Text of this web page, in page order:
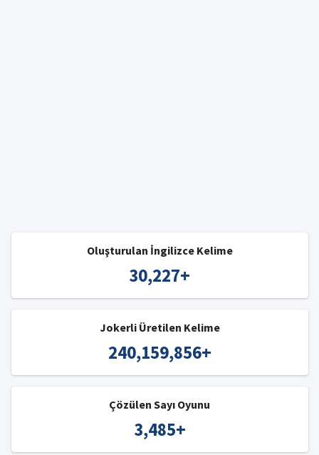
Oluşturulan İngilizce Kelime
30,227+
Jokerli Üretilen Kelime
240,159,856+
Çözülen Sayı Oyunu
3,485+